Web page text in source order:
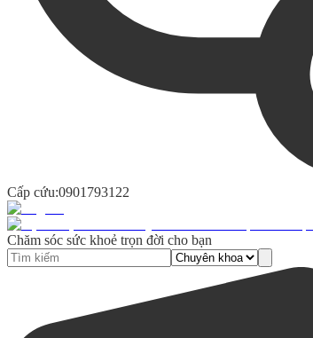
Cấp cứu:0901793122
Chăm sóc sức khoẻ trọn đời cho bạn